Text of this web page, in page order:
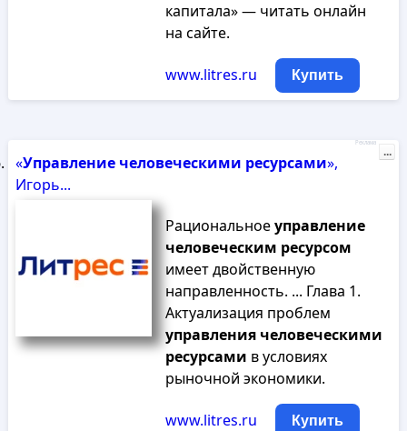
капитала» — читать онлайн
на сайте.
www.litres.ru Купить
«Управление человеческими ресурсами»,
Игорь...
Рациональноеуправление
человеческим ресурсом
имеет двойственную
направленность. ... Глава 1.
Актуализация проблем
управления человеческими
ресурсами в условиях
рыночной экономики.
www.litres.ru Купить
Реклама
...